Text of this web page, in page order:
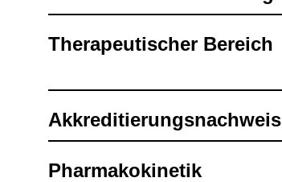
The­ra­peu­ti­scher Bereich
Akkre­di­tie­rungs­nach­weis
Phar­ma­ko­ki­ne­tik